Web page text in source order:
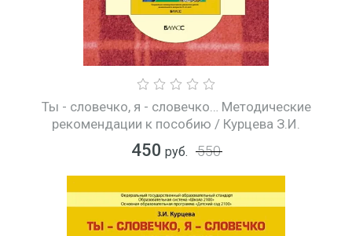
Ты - словечко, я - словечко… Методические
рекомендации к пособию / Курцева З.И.
450 руб. 550